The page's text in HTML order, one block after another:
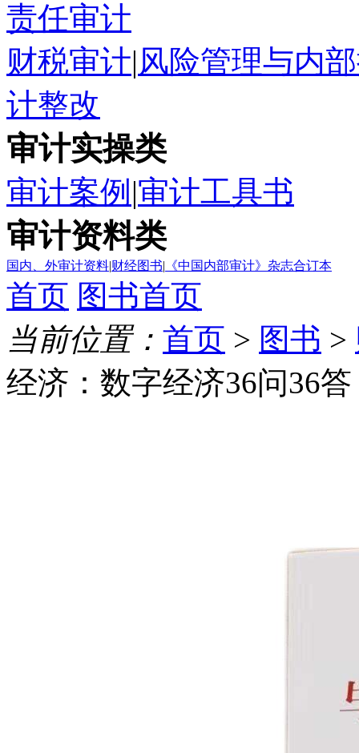
责任审计
财税审计|风险管理与内
计整改
审计实操类
审计案例 |审计工具书
审计资料类
国内、外审计资料|财经图书| 《中国内部审计》杂志合订本
首页 图书首页
当前位置： 首页 > 图书 >
经济：数字经济36问36答